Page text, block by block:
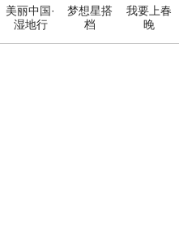
美丽中国·
湿地行
梦想星搭
档
我要上春
晚